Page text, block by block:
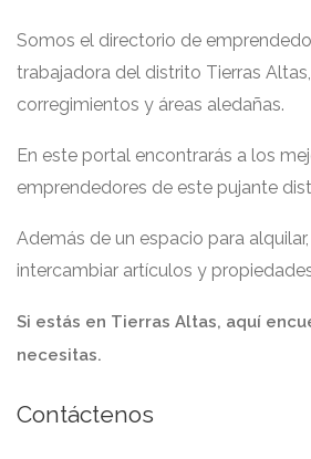
Somos el directorio de
trabajadora del distrito Tierras
corregimientos y áreas aledañas.
En este portal encontrarás a los
emprendedores de este pujante
Además de un espacio para
intercambiar artículos y
Si estás en Tierras Altas, aquí
necesitas.
Contáctenos